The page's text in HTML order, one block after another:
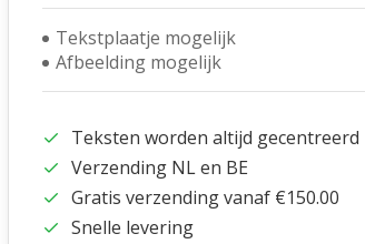
Tekstplaatje mogelijk
Afbeelding mogelijk
Teksten worden altijd gecentreerd
Verzending NL en BE
Gratis verzending vanaf €150.00
Snelle levering